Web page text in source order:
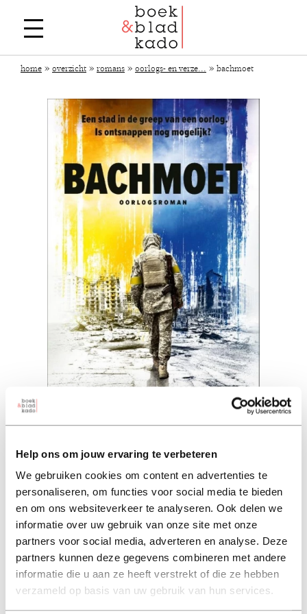
Help ons om jouw ervaring te verbeteren
We gebruiken cookies om content en advertenties te
personaliseren, om functies voor social media te bieden
en om ons websiteverkeer te analyseren. Ook delen we
informatie over uw gebruik van onze site met onze
partners voor social media, adverteren en analyse. Deze
partners kunnen deze gegevens combineren met andere
informatie die u aan ze heeft verstrekt of die ze hebben
verzameld op basis van uw gebruik van hun services.
home » overzicht » romans » oorlogs- en verze... » bachmoet
Bachmoet
michiel janzen (auteur)
paperback 22,99
22,99 excl. 3,95 verzendkosten NL
in winkelmand